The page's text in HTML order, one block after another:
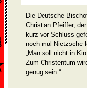
Die Deutsche
Christian Pfeiffer,
kurz vor Schluss
noch mal Nietzsche
„Man soll nicht in
Zum Christentum
genug sein.“